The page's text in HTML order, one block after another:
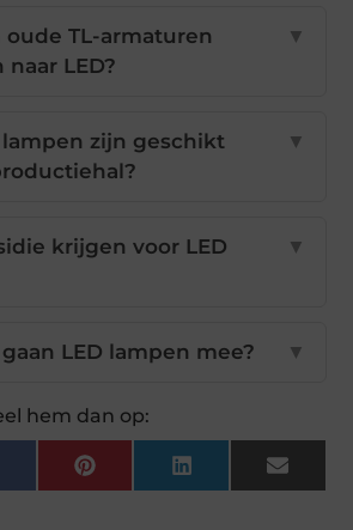
oude TL-armaturen
LED?
▼
lampen zijn geschikt
▼
krijgen voor LED
▼
LED lampen mee? ▼
hem dan op:
PinterestLinkedInEmail